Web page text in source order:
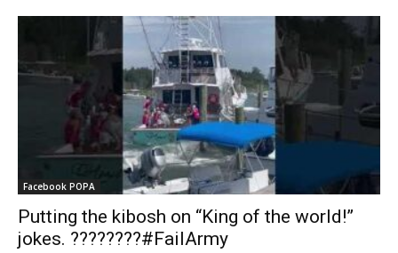
Facebook POPA
Putting the kibosh on “King of the world!”
jokes. ????️????#FailArmy